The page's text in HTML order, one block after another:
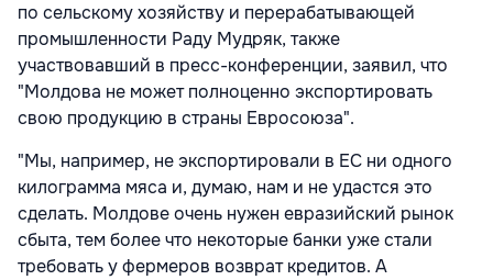
по сельскому хозяйству и перерабатывающей
промышленности Раду Мудряк, также
участвовавший в пресс-конференции, заявил, что
"Молдова не может полноценно экспортировать
свою продукцию в страны Евросоюза".
"Мы, например, не экспортировали в ЕС ни одного
килограмма мяса и, думаю, нам и не удастся это
сделать. Молдове очень нужен евразийский рынок
сбыта, тем более что некоторые банки уже стали
требовать у фермеров возврат кредитов. А